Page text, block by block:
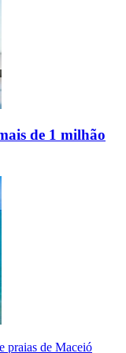
de 1 milhão
praias de Maceió